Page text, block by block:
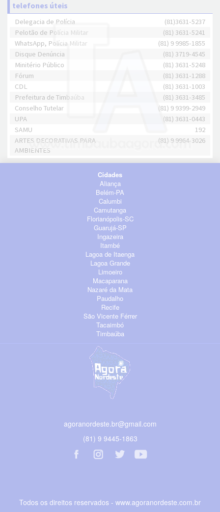
telefones úteis
Delegacia de Polícia
(81)3631-5237
Pelotão de Polícia Militar
(81) 3631-5241
WhatsApp, Polícia Militar
(81) 9 9985-1855
Disque Denúncia
(81) 3719-4545
Minitério Público
(81) 3631-5248
Fórum
(81) 3631-1288
CDL
(81) 3631-1003
Prefeitura de Timbaúba
(81) 3631-3485
Conselho Tutelar
(81) 9 9399-2949
UPA
(81) 3631-0443
SAMU
192
ARTES DECORATIVAS PARA
AMBIENTES
(81) 9 9964-3026
Cidades
Aliança
Belém-PA
Calumbi
Camutanga
Florianópolis-SC
Guarujá-SP
Ingazeira
Itambé
Lagoa de Itaenga
Lagoa Grande
Limoeiro
Macaparana
Nazaré da Mata
Paudalho
Recife
São Vicente Férrer
Tacaimbó
Timbaúba
agoranordeste.br@gmail.com
(81) 9 9445-1863
Todos os direitos reservados - www.agoranordeste.com.br